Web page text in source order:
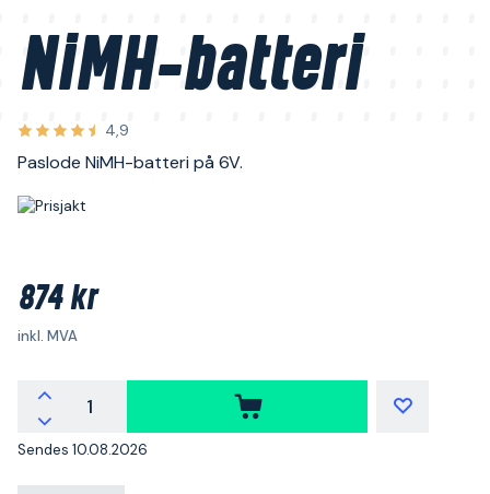
NiMH-batteri
4,9
Paslode NiMH-batteri på 6V.
874 kr
inkl. MVA
Sendes 10.08.2026